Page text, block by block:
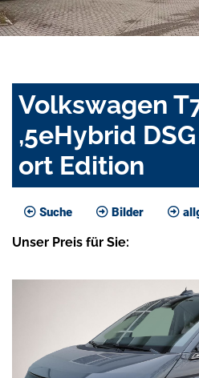
Volkswagen
,5eHybrid
ort Edition
Suche Bilder
Unser Preis für Sie: